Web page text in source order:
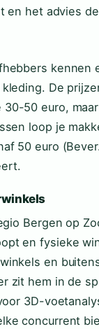
en het advies
kennen
De
50 euro,
loop je
50 euro
Bergen op
en fysieke
en
zit hem in de
3D-
concurrent